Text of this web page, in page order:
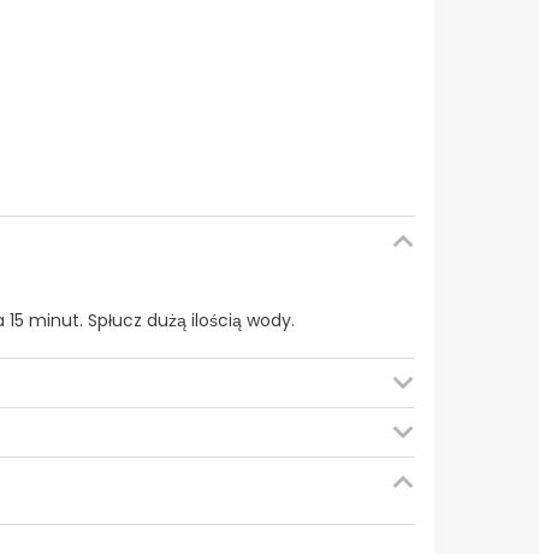
minut. Spłucz dużą ilością wody.
OCHRONY BIO-COTTON